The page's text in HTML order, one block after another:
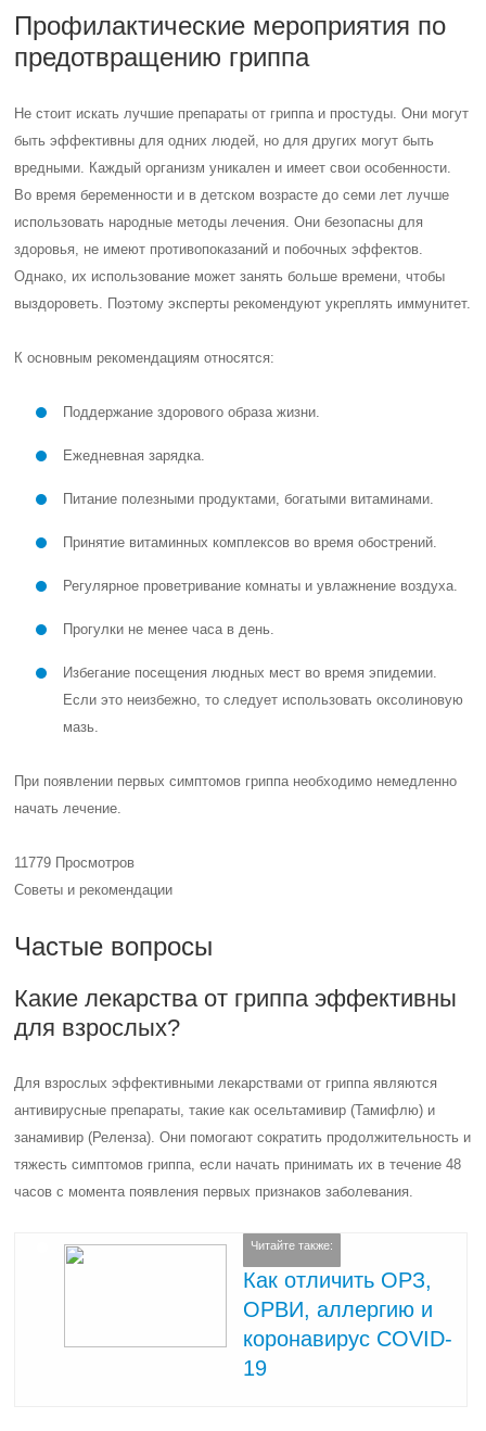
Профилактические мероприятия по
предотвращению гриппа
Не стоит искать лучшие препараты от гриппа и простуды. Они могут
быть эффективны для одних людей, но для других могут быть
вредными. Каждый организм уникален и имеет свои особенности.
Во время беременности и в детском возрасте до семи лет лучше
использовать народные методы лечения. Они безопасны для
здоровья, не имеют противопоказаний и побочных эффектов.
Однако, их использование может занять больше времени, чтобы
выздороветь. Поэтому эксперты рекомендуют укреплять иммунитет.
К основным рекомендациям относятся:
Поддержание здорового образа жизни.
Ежедневная зарядка.
Питание полезными продуктами, богатыми витаминами.
Принятие витаминных комплексов во время обострений.
Регулярное проветривание комнаты и увлажнение воздуха.
Прогулки не менее часа в день.
Избегание посещения людных мест во время эпидемии.
Если это неизбежно, то следует использовать оксолиновую
мазь.
При появлении первых симптомов гриппа необходимо немедленно
начать лечение.
11779 Просмотров
Советы и рекомендации
Частые вопросы
Какие лекарства от гриппа эффективны
для взрослых?
Для взрослых эффективными лекарствами от гриппа являются
антивирусные препараты, такие как осельтамивир (Тамифлю) и
занамивир (Реленза). Они помогают сократить продолжительность и
тяжесть симптомов гриппа, если начать принимать их в течение 48
часов с момента появления первых признаков заболевания.
Читайте также:
Как отличить ОРЗ,
ОРВИ, аллергию и
коронавирус COVID-
19